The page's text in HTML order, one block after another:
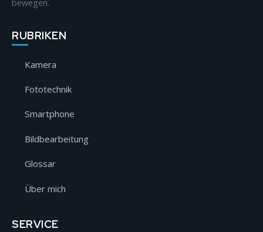
bewegen.
RUBRIKEN
Kamera
Fototechnik
Smartphone
Bildbearbeitung
Glossar
Über mich
SERVICE